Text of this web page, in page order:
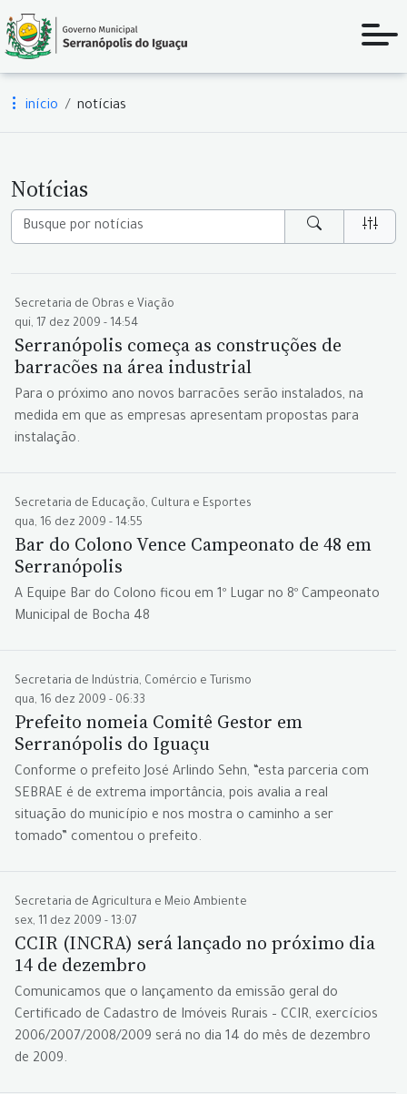
início notícias
Notícias
Secretaria de Obras e Viação
qui, 17 dez 2009 - 14:54
Serranópolis começa as construções de
barracões na área industrial
Para o próximo ano novos barracões serão instalados, na
medida em que as empresas apresentam propostas para
instalação.
Secretaria de Educação, Cultura e Esportes
qua, 16 dez 2009 - 14:55
Bar do Colono Vence Campeonato de 48 em
Serranópolis
A Equipe Bar do Colono ficou em 1º Lugar no 8º Campeonato
Municipal de Bocha 48
Secretaria de Indústria, Comércio e Turismo
qua, 16 dez 2009 - 06:33
Prefeito nomeia Comitê Gestor em
Serranópolis do Iguaçu
Conforme o prefeito José Arlindo Sehn, “esta parceria com
SEBRAE é de extrema importância, pois avalia a real
situação do município e nos mostra o caminho a ser
tomado” comentou o prefeito.
Secretaria de Agricultura e Meio Ambiente
sex, 11 dez 2009 - 13:07
CCIR (INCRA) será lançado no próximo dia
14 de dezembro
Comunicamos que o lançamento da emissão geral do
Certificado de Cadastro de Imóveis Rurais – CCIR, exercícios
2006/2007/2008/2009 será no dia 14 do mês de dezembro
de 2009.